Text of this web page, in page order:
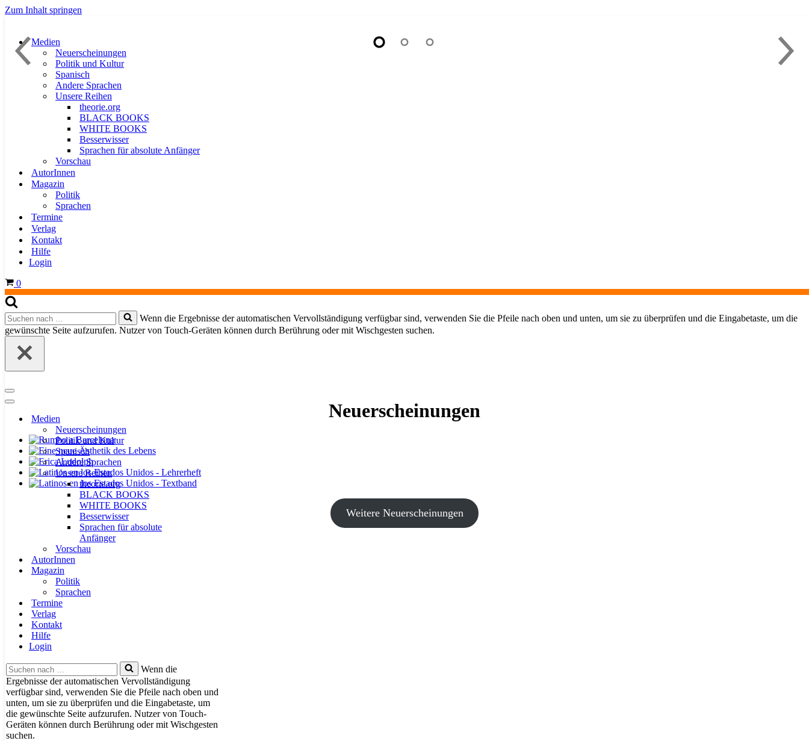
Zum Inhalt springen
Medien
Neuerscheinungen
Politik und Kultur
Spanisch
Andere Sprachen
Unsere Reihen
theorie.org
BLACK BOOKS
WHITE BOOKS
Besserwisser
Sprachen für absolute Anfänger
Vorschau
AutorInnen
Magazin
Politik
Sprachen
Termine
Verlag
Kontakt
Hilfe
Login
Warenkorb
0
Suchen
nach …
Wenn die Ergebnisse der automatischen Vervollständigung verfügbar sind, verwenden Sie die Pfeile nach oben und unten, um sie zu überprüfen und die Eingabetaste, um die
gewünschte Seite aufzurufen. Nutzer von Touch-Geräten können durch Berührung oder mit Wischgesten suchen.
Navigationsmenü
Navigationsmenü
Medien
Neuerscheinungen
Politik und Kultur
Spanisch
Andere Sprachen
Unsere Reihen
theorie.org
BLACK BOOKS
WHITE BOOKS
Besserwisser
Sprachen für absolute
Anfänger
Vorschau
AutorInnen
Magazin
Politik
Sprachen
Termine
Verlag
Kontakt
Hilfe
Login
Suchen
nach …
Wenn die
Ergebnisse der automatischen Vervollständigung
verfügbar sind, verwenden Sie die Pfeile nach oben und
unten, um sie zu überprüfen und die Eingabetaste, um
die gewünschte Seite aufzurufen. Nutzer von Touch-
Geräten können durch Berührung oder mit Wischgesten
suchen.
Neuerscheinungen
Weitere Neuerscheinungen